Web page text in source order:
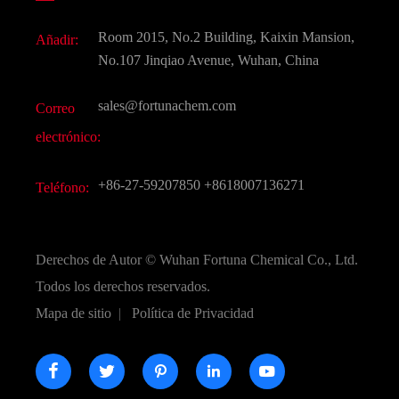
Sabores y fragancias
CAS químico
Todos los productos químicos finos
Preguntas frecuentes (FAQ)
Añadir:
Room 2015, No.2 Building, Kaixin Mansion,
No.107 Jinqiao Avenue, Wuhan, China
Correo
electrónico:
sales@fortunachem.com
Teléfono: +86-27-59207850 +8618007136271
Derechos de Autor © Wuhan Fortuna Chemical Co., Ltd.
Todos los derechos reservados.
Mapa de sitio | Política de Privacidad
    